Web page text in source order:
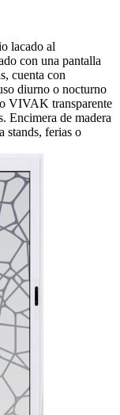
lacado al
con una pantalla
cuenta con
diurno o nocturno
VIVAK transparente
Encimera de madera
stands, ferias o